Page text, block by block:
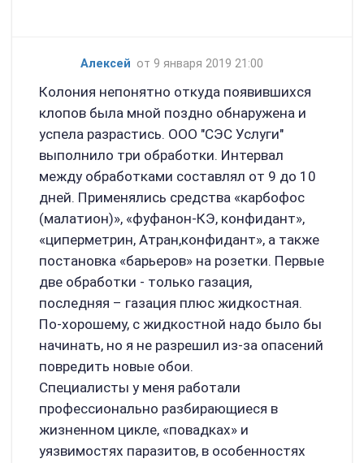
Алексей от 9 января 2019 21:00
Колония непонятно откуда появившихся
клопов была мной поздно обнаружена и
успела разрастись. ООО "СЭС Услуги"
выполнило три обработки. Интервал
между обработками составлял от 9 до 10
дней. Применялись средства «карбофос
(малатион)», «фуфанон-КЭ, конфидант»,
«циперметрин, Атран,конфидант», а также
постановка «барьеров» на розетки. Первые
две обработки - только газация,
последняя – газация плюс жидкостная.
По-хорошему, с жидкостной надо было бы
начинать, но я не разрешил из-за опасений
повредить новые обои.
Специалисты у меня работали
профессионально разбирающиеся в
жизненном цикле, «повадках» и
уязвимостях паразитов, в особенностях